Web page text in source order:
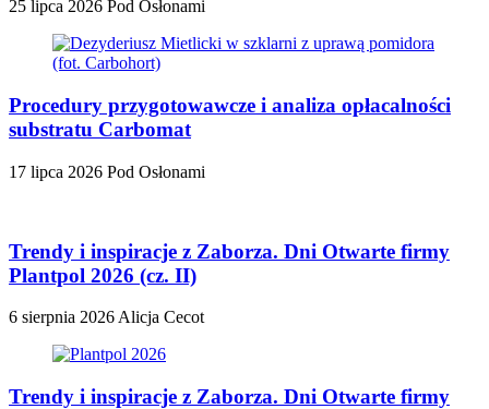
25 lipca 2026 Pod Osłonami
Procedury przygotowawcze i analiza opłacalności
substratu Carbomat
17 lipca 2026 Pod Osłonami
Trendy i inspiracje z Zaborza. Dni Otwarte firmy
Plantpol 2026 (cz. II)
6 sierpnia 2026 Alicja Cecot
Trendy i inspiracje z Zaborza. Dni Otwarte firmy